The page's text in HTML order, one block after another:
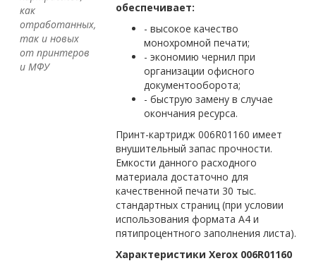
как
отработанных,
так и новых
от принтеров
и МФУ
обеспечивает:
- высокое качество
монохромной печати;
- экономию чернил при
организации офисного
документооборота;
- быструю замену в случае
окончания ресурса.
Принт-картридж 006R01160 имеет
внушительный запас прочности.
Емкости данного расходного
материала достаточно для
качественной печати 30 тыс.
стандартных страниц (при условии
использования формата А4 и
пятипроцентного заполнения листа).
Характеристики Xerox 006R01160